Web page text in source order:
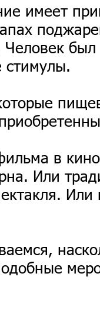
имеет
в
Или
Или